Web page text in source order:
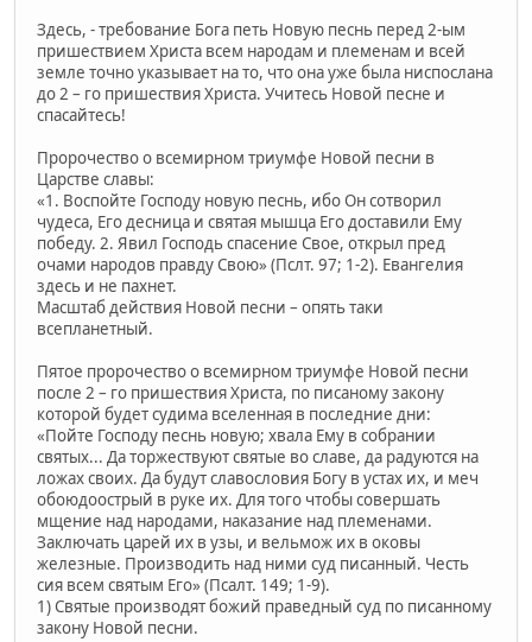
Здесь, - требование Бога петь Новую песнь перед 2-ым
пришествием Христа всем народам и племенам и всей
земле точно указывает на то, что она уже была ниспослана
до 2 – го пришествия Христа. Учитесь Новой песне и
спасайтесь!
Пророчество о всемирном триумфе Новой песни в
Царстве славы:
«1. Воспойте Господу новую песнь, ибо Он сотворил
чудеса, Его десница и святая мышца Его доставили Ему
победу. 2. Явил Господь спасение Свое, открыл пред
очами народов правду Свою» (Пслт. 97; 1-2). Евангелия
здесь и не пахнет.
Масштаб действия Новой песни – опять таки
всепланетный.
Пятое пророчество о всемирном триумфе Новой песни
после 2 – го пришествия Христа, по писаному закону
которой будет судима вселенная в последние дни:
«Пойте Господу песнь новую; хвала Ему в собрании
святых... Да торжествуют святые во славе, да радуются на
ложах своих. Да будут славословия Богу в устах их, и меч
обоюдоострый в руке их. Для того чтобы совершать
мщение над народами, наказание над племенами.
Заключать царей их в узы, и вельмож их в оковы
железные. Производить над ними суд писанный. Честь
сия всем святым Его» (Псалт. 149; 1-9).
1) Святые производят божий праведный суд по писанному
закону Новой песни.